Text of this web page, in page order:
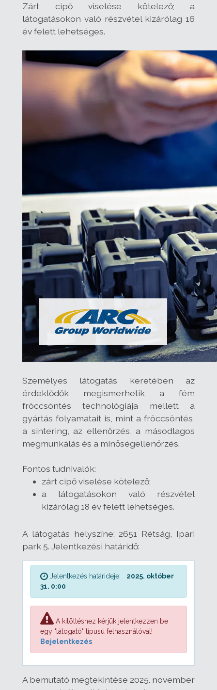
Zárt cipő viselése kötelező; a
látogatásokon való részvétel kizárólag 16
év felett lehetséges.
Személyes látogatás keretében az
érdeklődők megismerhetik a fém
fröccsöntés technológiája mellett a
gyártás folyamatait is, mint a fröccsöntés,
a sintering, az ellenőrzés, a másodlagos
megmunkálás és a minőségellenőrzés.
Fontos tudnivalók:
zárt cipő viselése kötelező;
a látogatásokon való részvétel
kizárólag 18 év felett lehetséges.
A látogatás helyszíne: 2651 Rétság, Ipari
park 5. Jelentkezési határidő:
Jelentkezés határideje:
2025. október
31. 0:00
A kitöltéshez kérjük jelentkezzen be
egy "látogató" típusú felhasználóval!
Bejelentkezés
A bemutató megtekintése 2025. november